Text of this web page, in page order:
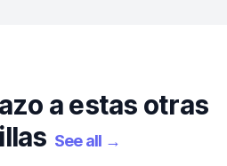
a estas otras
See all →